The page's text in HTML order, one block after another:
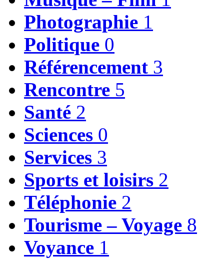
Photographie 1
Politique 0
Référencement 3
Rencontre 5
Santé 2
Sciences 0
Services 3
Sports et loisirs 2
Téléphonie 2
Tourisme – Voyage 8
Voyance 1